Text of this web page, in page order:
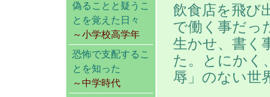
偽ることと疑うこ
とを覚えた日々
～小学校高学年
恐怖で支配するこ
とを知った
～中学時代
飲食店を飛び
で働く事だっ
生かせ、書く
た。とにかく
辱」のない世